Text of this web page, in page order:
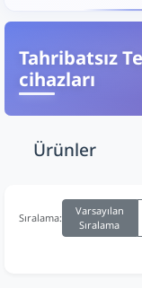
Tahribatsız
cihazları
Ürünler
Sıralama:
Varsayılan
Sıralama